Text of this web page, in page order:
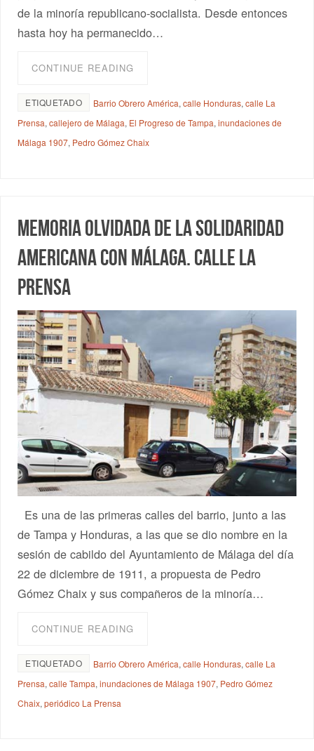
de la minoría republicano-socialista. Desde entonces
hasta hoy ha permanecido…
CONTINUE READING
ETIQUETADO Barrio Obrero América,calle Honduras,calle La
Prensa,callejero de Málaga, El Progreso de Tampa,inundaciones de
Málaga 1907, Pedro Gómez Chaix
Memoria olvidada de la solidaridad
americana con Málaga. Calle La
Prensa
Es una de las primeras calles del barrio, junto a las
de Tampa y Honduras, a las que se dio nombre en la
sesión de cabildo del Ayuntamiento de Málaga del día
22 de diciembre de 1911, a propuesta de Pedro
Gómez Chaix y sus compañeros de la minoría…
CONTINUE READING
ETIQUETADO Barrio Obrero América,calle Honduras,calle La
Prensa,calle Tampa,inundaciones de Málaga 1907, Pedro Gómez
Chaix,periódico La Prensa